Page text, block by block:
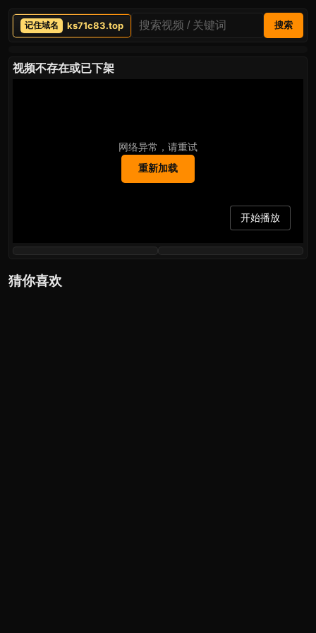
ks71c83.top 搜索
视频不存在或已下架
网络异常，请重试
重新加载
开始播放
猜你喜欢